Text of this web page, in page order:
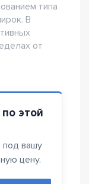
типа
В
от
этой
под вашу
цену.